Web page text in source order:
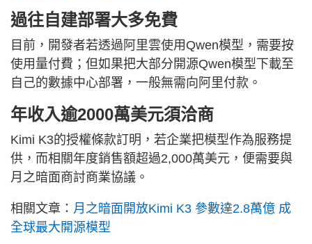
過往自建部署大多免費
目前，開發者若透過阿里雲使用Qwen模型，需要按
使用量付費；但如果把大部分開源Qwen模型下載至
自己的數據中心部署，一般無需向阿里付款。
年收入逾2000萬美元須洽商
Kimi K3的授權條款訂明，若企業把模型作為服務提
供，而相關年度銷售額超過2,000萬美元，便需要與
月之暗面商討商業協議。
相關文章： 月之暗面開放Kimi K3 參數達2.8萬億 成
全球最大開源模型